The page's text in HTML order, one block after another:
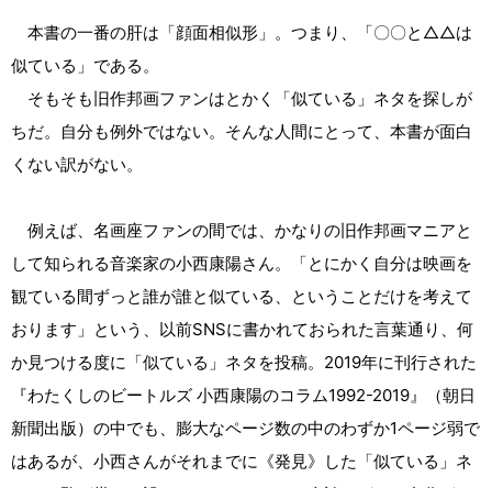
本書の一番の肝は「顔面相似形」。つまり、「〇〇と△△は
似ている」である。
そもそも旧作邦画ファンはとかく「似ている」ネタを探しが
ちだ。自分も例外ではない。そんな人間にとって、本書が面白
くない訳がない。
例えば、名画座ファンの間では、かなりの旧作邦画マニアと
して知られる音楽家の小西康陽さん。「とにかく自分は映画を
観ている間ずっと誰が誰と似ている、ということだけを考えて
おります」という、以前SNSに書かれておられた言葉通り、何
か見つける度に「似ている」ネタを投稿。2019年に刊行された
『わたくしのビートルズ 小西康陽のコラム1992-2019』（朝日
新聞出版）の中でも、膨大なページ数の中のわずか1ページ弱で
はあるが、小西さんがそれまでに《発見》した「似ている」ネ